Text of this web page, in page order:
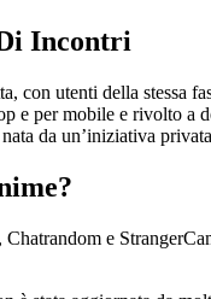
Incontri
con utenti della stessa
e per mobile e rivolto
da un’iniziativa
e